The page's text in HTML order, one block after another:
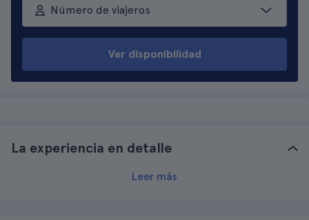
Número de viajeros
Ver disponibilidad
La experiencia en detalle
Leer más